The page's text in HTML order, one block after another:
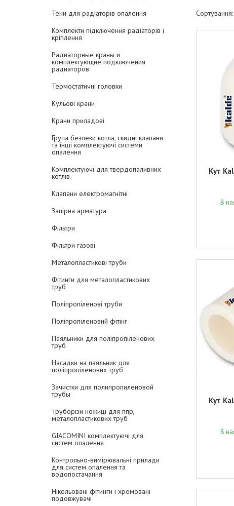
Тени для радіаторів опалення
Комплекти підключення радіаторів і
кріплення
Радиаторные краны и
комплектующие подключения
радиаторов
Термостатичні головки
Кульові крани
Крани приладові
Група безпеки котла, скидні клапани
та інші комплектуючі системи
опалення
Комплектуючі для твердопаливних
котлів
Клапани електромагнітні
Запірна арматура
Фільтри
Фільтри газові
Металопластикові труби
Фітинги для металопластикових
труб
Поліпропіленові труби
Поліпропіленовий фітінг
Паяльники для поліпропіленових
труб
Насадки на паяльник для
поліпропіленових труб
Зачистки для полипропиленовой
трубы
Труборізи ножиці для ппр,
металопластикових труб
GIACOMINI комплектуючі для
систем опалення
Контрольно-вимірювальні прилади
для систем опалення та
водопостачання
Нікельовані фітинги і хромовані
подовжувачі
Кут
В
Кут
В